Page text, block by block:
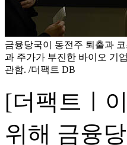
금융당국이 동전주 퇴출과
과 주가가 부진한 바이오 기
관함. /더팩트 DB
[더팩트ㅣ
위해 금융